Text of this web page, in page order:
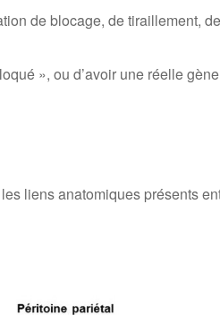
de blocage, de tiraillement,
», ou d’avoir une réelle
liens anatomiques présents